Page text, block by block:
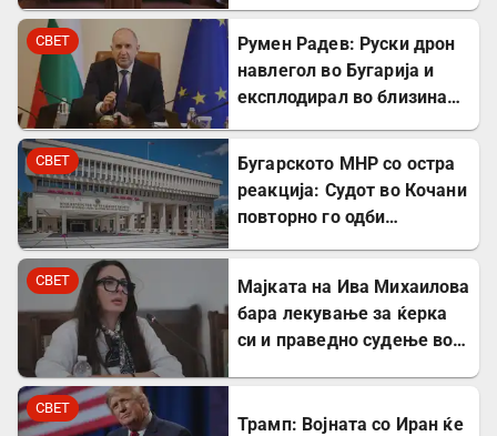
СВЕТ
Румен Радев: Руски дрон
навлегол во Бугарија и
експлодирал во близина
СВЕТ
Бугарското МНР со остра
реакција: Судот во Кочани
повторно го одби
СВЕТ
Мајката на Ива Михаилова
бара лекување за ќерка
си и праведно судење во
СВЕТ
Трамп: Војната со Иран ќе